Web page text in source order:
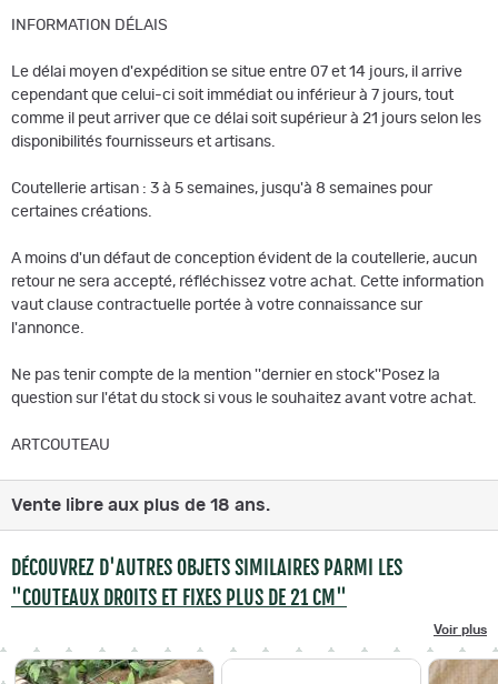
INFORMATION DÉLAIS
Le délai moyen d'expédition se situe entre 07 et 14 jours, il arrive
cependant que celui-ci soit immédiat ou inférieur à 7 jours, tout
comme il peut arriver que ce délai soit supérieur à 21 jours selon les
disponibilités fournisseurs et artisans.
Coutellerie artisan : 3 à 5 semaines, jusqu'à 8 semaines pour
certaines créations.
A moins d'un défaut de conception évident de la coutellerie, aucun
retour ne sera accepté, réfléchissez votre achat. Cette information
vaut clause contractuelle portée à votre connaissance sur
l'annonce.
Ne pas tenir compte de la mention ''dernier en stock''Posez la
question sur l'état du stock si vous le souhaitez avant votre achat.
ARTCOUTEAU
Vente libre aux plus de 18 ans.
DÉCOUVREZ D'AUTRES OBJETS SIMILAIRES PARMI LES
"COUTEAUX DROITS ET FIXES PLUS DE 21 CM"
Voir plus